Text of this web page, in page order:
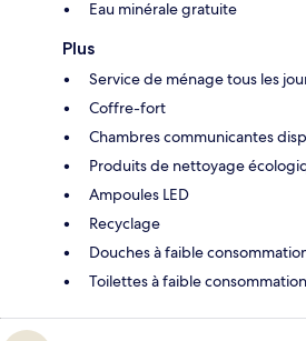
Eau minérale gratuite
Plus
Service de ménage tous les
Coffre-fort
Chambres communicantes
Produits de nettoyage
Ampoules LED
Recyclage
Douches à faible
Toilettes à faible